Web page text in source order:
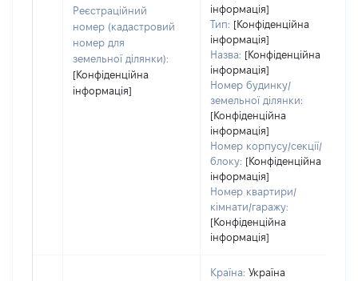
Реєстраційний
номер (кадастровий
номер для
земельної ділянки):
[Конфіденційна
інформація]
інформація]
Тип: [Конфіденційна
інформація]
Назва: [Конфіденційна
інформація]
Номер будинку/
земельної ділянки:
[Конфіденційна
інформація]
Номер корпусу/секції/
блоку: [Конфіденційна
інформація]
Номер квартири/
кімнати/гаражу:
[Конфіденційна
інформація]
Країна: Україна